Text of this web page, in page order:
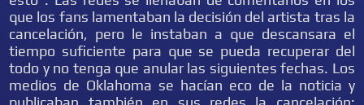
que los fans lamentaban la decisión del artista tras la
cancelación, pero le instaban a que descansara el
tiempo suficiente para que se pueda recuperar del
todo y no tenga que anular las siguientes fechas. Los
medios de Oklahoma se hacían eco de la noticia y